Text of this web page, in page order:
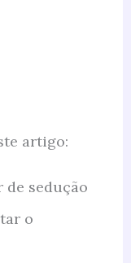
artigo:
sedução
o